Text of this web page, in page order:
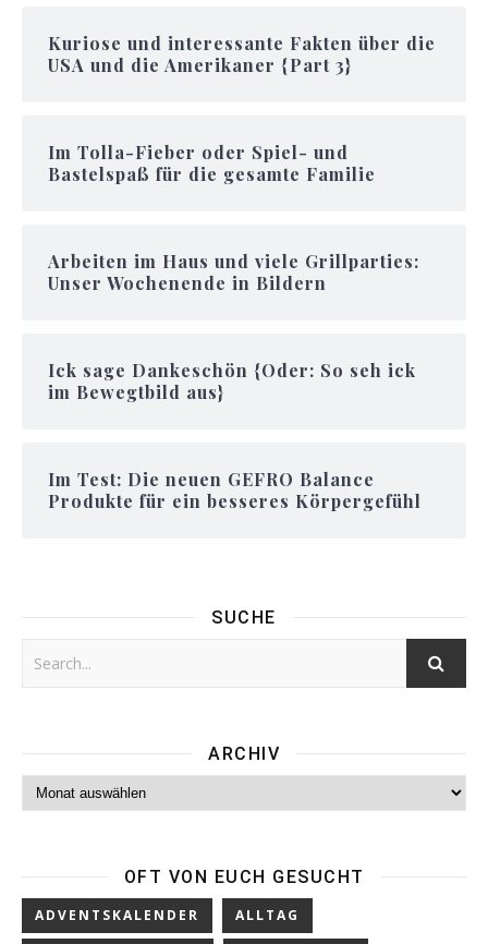
Kuriose und interessante Fakten über die
USA und die Amerikaner {Part 3}
Im Tolla-Fieber oder Spiel- und
Bastelspaß für die gesamte Familie
Arbeiten im Haus und viele Grillparties:
Unser Wochenende in Bildern
Ick sage Dankeschön {Oder: So seh ick
im Bewegtbild aus}
Im Test: Die neuen GEFRO Balance
Produkte für ein besseres Körpergefühl
SUCHE
ARCHIV
Archiv
OFT VON EUCH GESUCHT
ADVENTSKALENDER ALLTAG